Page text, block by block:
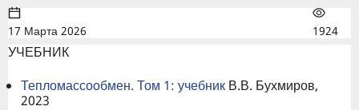
17 Марта 2026 1924
УЧЕБНИК
Тепломассообмен. Том 1: учебник В.В. Бухмиров,
2023